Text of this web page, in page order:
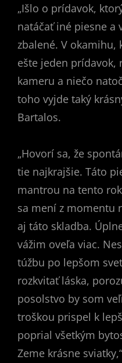
„Išlo o prídavok,
natáčať iné piesne a
zbalené. V okamihu,
ešte jeden prídavok,
kameru a niečo
toho vyjde taký
Bartalos.
„Hovorí sa, že
tie najkrajšie. Táto
mantrou na tento
sa mení z momentu
aj táto skladba.
vážim oveľa viac.
túžbu po lepšom
rozkvitať láska,
posolstvo by som
troškou prispel k
poprial všetkým
Zeme krásne